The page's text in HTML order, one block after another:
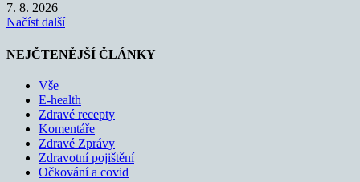
7. 8. 2026
Načíst další
NEJČTENĚJŠÍ ČLÁNKY
Vše
E-health
Zdravé recepty
Komentáře
Zdravé Zprávy
Zdravotní pojištění
Očkování a covid